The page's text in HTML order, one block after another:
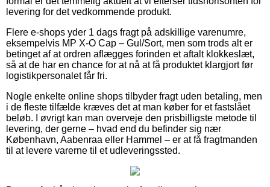
levering for det vedkommende produkt.
Flere e-shops yder 1 dags fragt på adskillige varenumre,
eksempelvis MP X-O Cap – Gul/Sort, men som trods alt er
betinget af at ordren aflægges forinden et aftalt klokkeslæt,
så at de har en chance for at nå at få produktet klargjort før
logistikpersonalet får fri.
Nogle enkelte online shops tilbyder fragt uden betaling, men
i de fleste tilfælde kræves det at man køber for et fastslået
beløb. I øvrigt kan man overveje den prisbilligste metode til
levering, der gerne – hvad end du befinder sig nær
København, Aabenraa eller Hammel – er at få fragtmanden
til at levere varerne til et udleveringssted.